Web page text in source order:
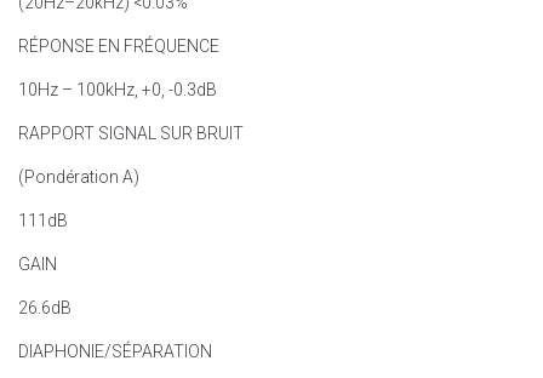
RÉPONSE EN FRÉQUENCE
10Hz – 100kHz, +0, -0.3dB
RAPPORT SIGNAL SUR BRUIT
(Pondération A)
111dB
GAIN
26.6dB
DIAPHONIE/SÉPARATION